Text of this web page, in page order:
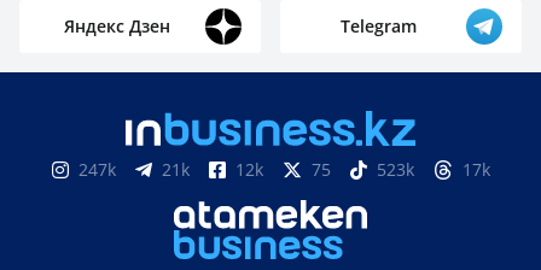
Яндекс Дзен Telegram
247k 21k 12k 75 523k 17k